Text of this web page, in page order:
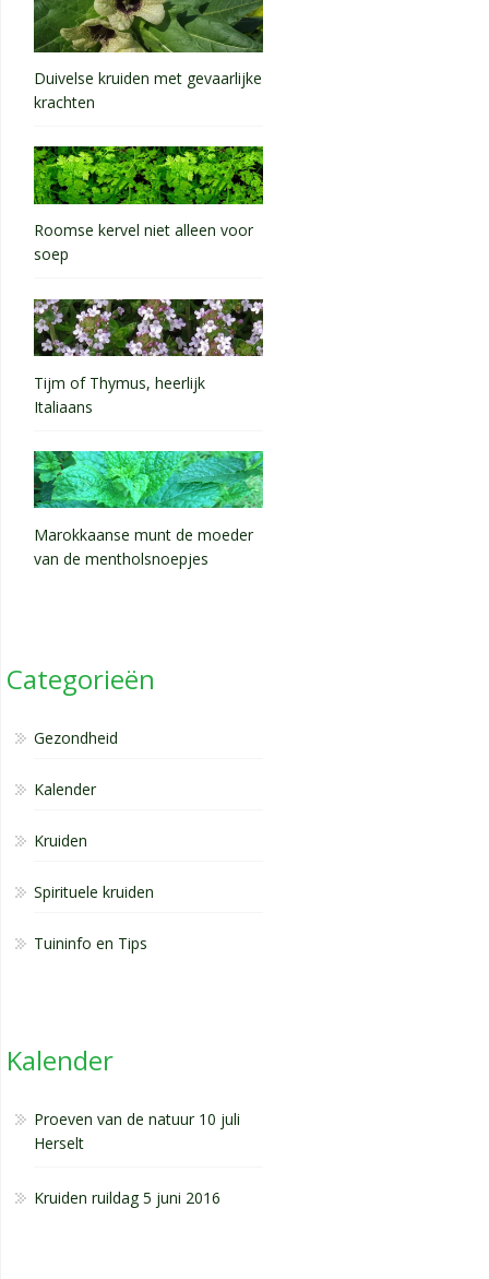
Duivelse kruiden met gevaarlijke
krachten
Roomse kervel niet alleen voor
soep
Tijm of Thymus, heerlijk
Italiaans
Marokkaanse munt de moeder
van de mentholsnoepjes
Categorieën
Gezondheid
Kalender
Kruiden
Spirituele kruiden
Tuininfo en Tips
Kalender
Proeven van de natuur 10 juli
Herselt
Kruiden ruildag 5 juni 2016